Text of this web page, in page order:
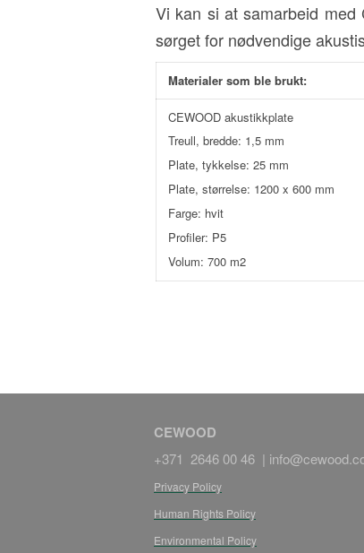
Vi kan si at samarbeid
sørget for nødvendige
Materialer som ble brukt:
CEWOOD akustikkplate
Treull, bredde: 1,5 mm
Plate, tykkelse: 25 mm
Plate, størrelse: 1200 x 600 mm
Farge: hvit
Profiler: P5
Volum: 700 m2
CEWOOD
+371 2646 00 46 |
Privacy Policy
Human Rights Policy
Environmental Policy